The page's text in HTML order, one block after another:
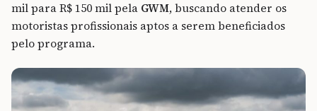
mil para R$ 150 mil pela GWM, buscando atender os
motoristas profissionais aptos a serem beneficiados
pelo programa.